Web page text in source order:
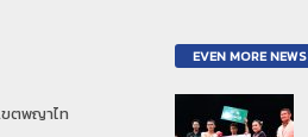
ขตพญาไท
EVEN MORE NEWS